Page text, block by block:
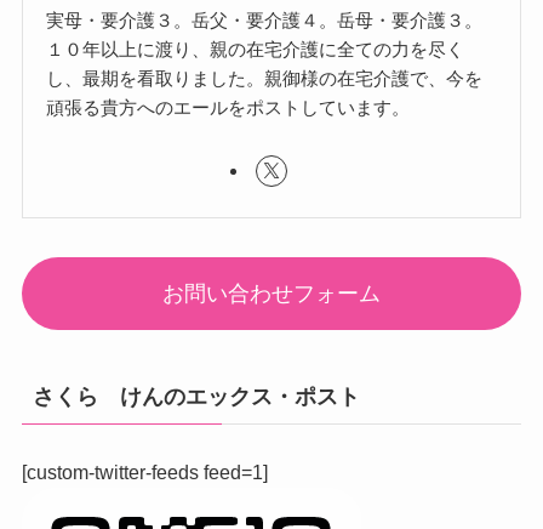
実母・要介護３。岳父・要介護４。岳母・要介護３。
１０年以上に渡り、親の在宅介護に全ての力を尽く
し、最期を看取りました。親御様の在宅介護で、今を
頑張る貴方へのエールをポストしています。
お問い合わせフォーム
さくら けんのエックス・ポスト
[custom-twitter-feeds feed=1]